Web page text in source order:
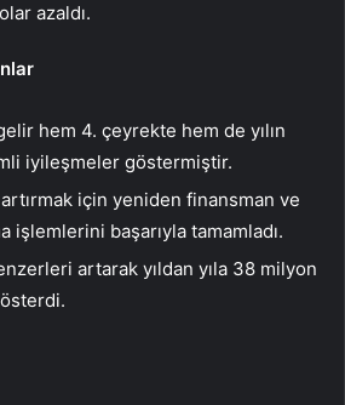
azaldı.
hem 4. çeyrekte hem de yılın
iyileşmeler göstermiştir.
için yeniden finansman ve
işlemlerini başarıyla tamamladı.
artarak yıldan yıla 38 milyon